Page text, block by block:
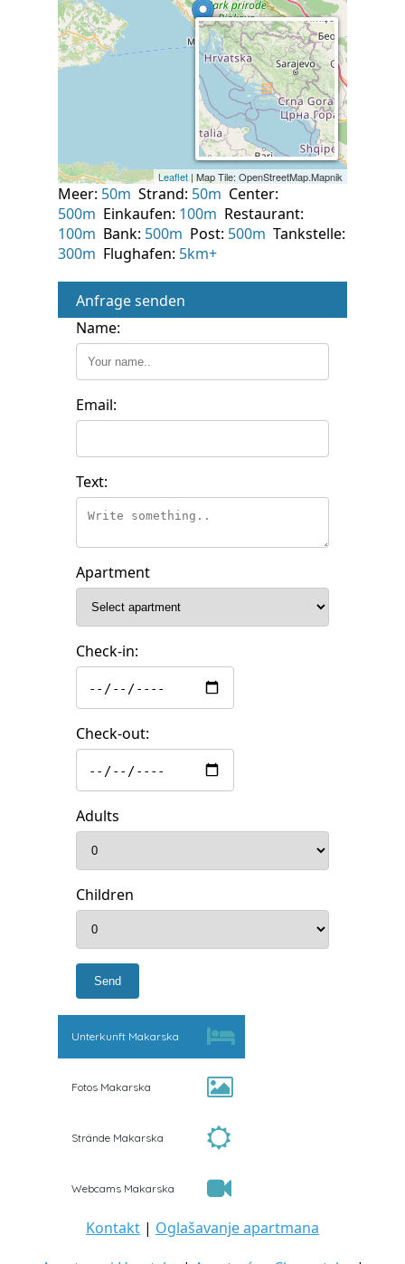
Meer: 50m Strand: 50m Center:
500m Einkaufen: 100m Restaurant:
100m Bank: 500m Post: 500m Tankstelle:
300m Flughafen: 5km+
Anfrage senden
Name:
Email:
Text:
Apartment
Check-in:
Check-out:
Adults
Children
Unterkunft Makarska
Fotos Makarska
Strände Makarska
Webcams Makarska
Kontakt | Oglašavanje apartmana